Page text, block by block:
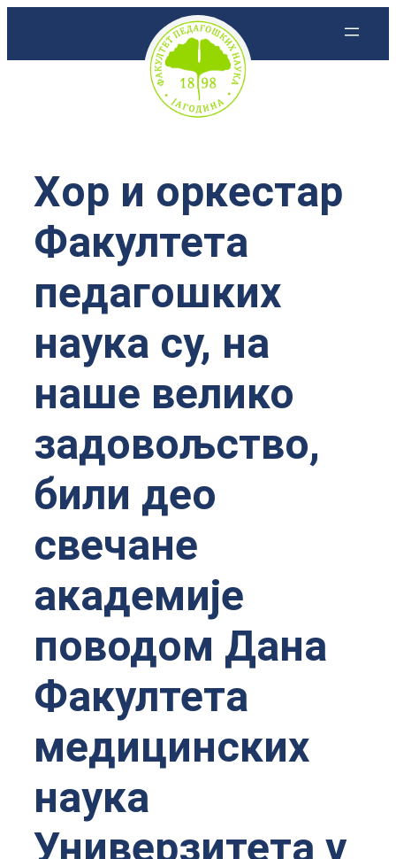
Хор и оркестар
Факултета
педагошких
наука су, на
наше велико
задовољство,
били део
свечане
академије
поводом Дана
Факултета
медицинских
наука
Универзитета у